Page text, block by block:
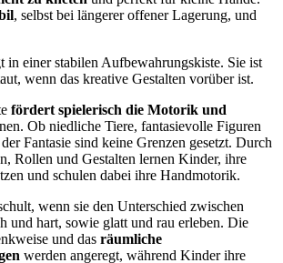
, selbst bei längerer offener Lagerung, und
einer stabilen Aufbewahrungskiste. Sie ist
wenn das kreative Gestalten vorüber ist.
fördert spielerisch die Motorik und
Ob niedliche Tiere, fantasievolle Figuren
Fantasie sind keine Grenzen gesetzt. Durch
Rollen und Gestalten lernen Kinder, ihre
und schulen dabei ihre Handmotorik.
wenn sie den Unterschied zwischen
und hart, sowie glatt und rau erleben. Die
und das räumliche
werden angeregt, während Kinder ihre